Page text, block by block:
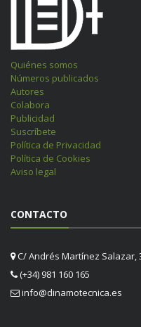
Quiénes somos
Números publicados
Autores
Colabora
Publicidad
Suscríbete
Política de Privacidad
Política de Cookies
Aviso legal
CONTACTO
C/ Andrés Martínez Salazar,
(+34) 981 160 165
info@dinamotecnica.es